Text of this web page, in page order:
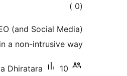
(0
إجمالي)
(and Social Media)
a non-intrusive way.
Dhiratara 10+ تنصيب نشط